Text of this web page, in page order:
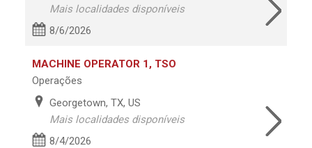
Mais localidades disponíveis
8/6/2026
MACHINE OPERATOR 1, TSO
Operações
Georgetown, TX, US
Mais localidades disponíveis
8/4/2026